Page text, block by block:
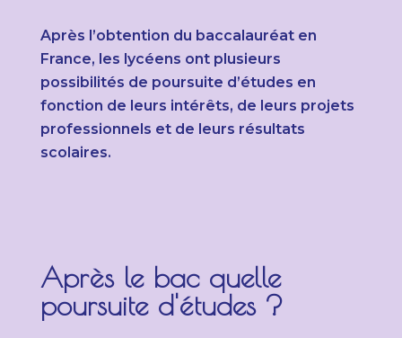
Après l’obtention du baccalauréat en
France, les lycéens ont plusieurs
possibilités de poursuite d’études en
fonction de leurs intérêts, de leurs projets
professionnels et de leurs résultats
scolaires.
Après le bac quelle
poursuite d'études ?